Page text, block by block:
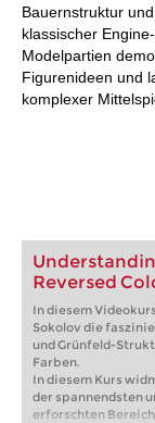
Bauernstruktur
klassischer
Modelpartien
Figurenideen und
komplexer
Reversed
In diesem
Sokolov die
und Grünfeld-
Farben.
In diesem Kurs
der spannendsten
erforschten